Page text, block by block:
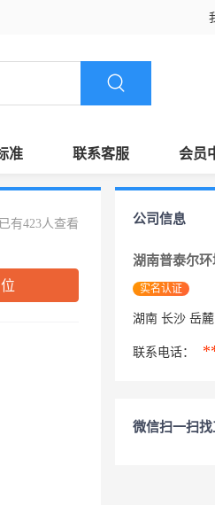
准 联系客服 会员
已有423人查看 公司信息
湖南普泰尔环
实名认证
湖南 长沙 岳
联系电话：
微信扫一扫找